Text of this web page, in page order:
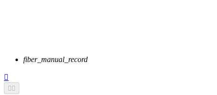
fiber_manual_record

 